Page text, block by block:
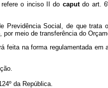
o inciso II do caputdo art.
Previdência Social, de que trata o
meio de transferência do
feita na forma regulamentada em
da República.